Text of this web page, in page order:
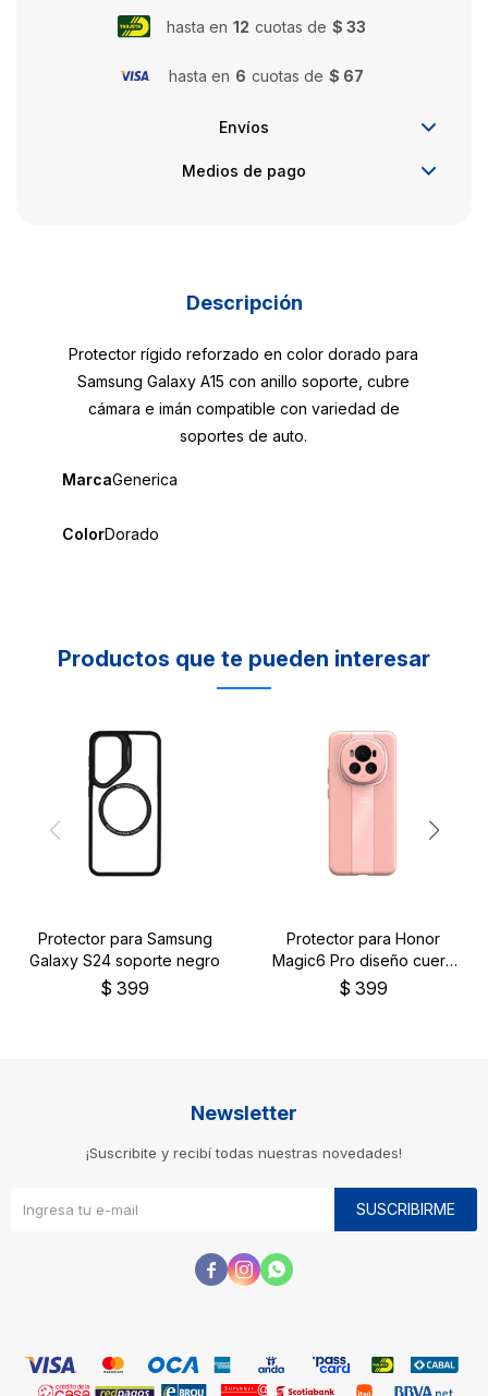
hasta en 12 cuotas de $ 33
hasta en 6 cuotas de $ 67
Envíos
Medios de pago
Descripción
Protector rígido reforzado en color dorado para
Samsung Galaxy A15 con anillo soporte, cubre
cámara e imán compatible con variedad de
soportes de auto.
MarcaGenerica
ColorDorado
Productos que te pueden interesar
Protector para Samsung
Galaxy S24 soporte negro
$ 399
Protector para Honor
Magic6 Pro diseño cuero
color rosa
$ 399
Newsletter
¡Suscribite y recibí todas nuestras novedades!
SUSCRIBIRME
  